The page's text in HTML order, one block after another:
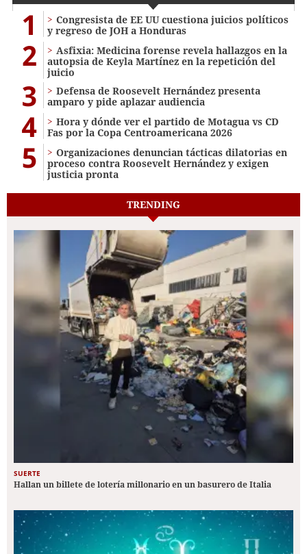
1
Congresista de EE UU cuestiona juicios políticos
y regreso de JOH a Honduras
2
Asfixia: Medicina forense revela hallazgos en la
autopsia de Keyla Martínez en la repetición del
juicio
3
Defensa de Roosevelt Hernández presenta
amparo y pide aplazar audiencia
4
Hora y dónde ver el partido de Motagua vs CD
Fas por la Copa Centroamericana 2026
5
Organizaciones denuncian tácticas dilatorias en
proceso contra Roosevelt Hernández y exigen
justicia pronta
TRENDING
SUERTE
Hallan un billete de lotería millonario en un basurero de Italia